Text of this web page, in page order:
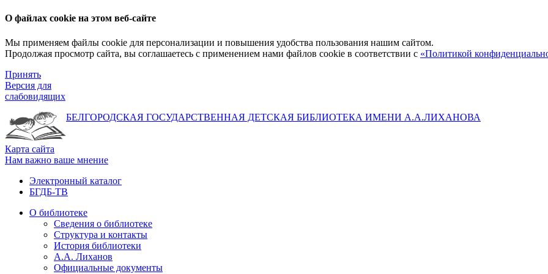
О файлах cookie на этом веб-сайте
Мы применяем файлы cookie для персонализации и повышения удобства пользования нашим сайтом.
Продолжая просмотр сайта, вы соглашаетесь с применением нами файлов cookie в соответствии с «Политикой
Принять
Версия для
слабовидящих
БЕЛГОРОДСКАЯ ГОСУДАРСТВЕННАЯ ДЕТСКАЯ БИБЛИОТЕКА ИМЕНИ А.А.ЛИХАНОВА
Карта сайта
Нам важно ваше мнение
Электронный каталог
БГДБ-ТВ
О библиотеке
Сведения о библиотеке
Структура и контакты
История библиотеки
А.А. Лиханов
Официальные документы